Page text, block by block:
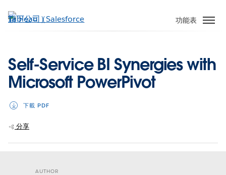
至
功能表
Self-Service BI Synergies with
Microsoft PowerPivot
下載 PDF
分享
AUTHOR